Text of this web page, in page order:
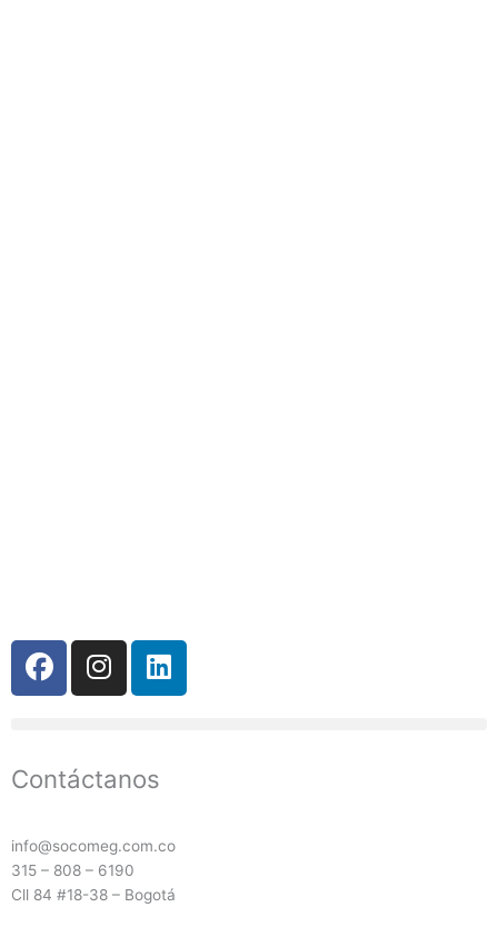
F
a
o
k
I
n
a
g
a
m
L
i
d
n
Contáctanos
info@socomeg.com.co
315 – 808 – 6190
Cll 84 #18-38 – Bogotá